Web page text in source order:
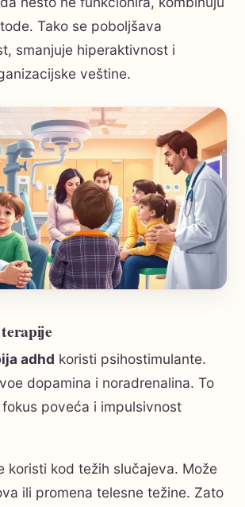
Tako se poboljšava
smanjuje hiperaktivnost i
veštine.
adhd koristi psihostimulante.
dopamina i noradrenalina. To
poveća i impulsivnost
koristi kod težih slučajeva. Može
ili promena telesne težine. Zato